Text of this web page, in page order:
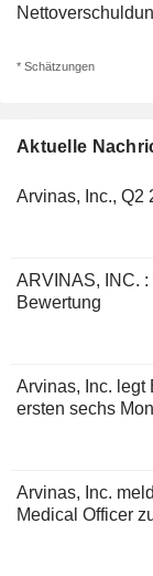
Aktuelle
Arvinas, Inc., Q2
ARVINAS, INC.
Bewertung
Arvinas, Inc. legt
ersten sechs
Arvinas, Inc.
Medical Officer
* Schätzungen